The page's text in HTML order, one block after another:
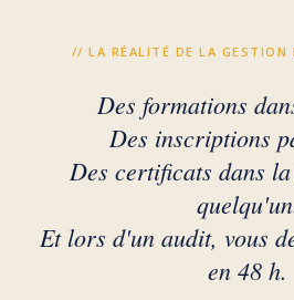
// LA RÉALITÉ DE LA GESTION
Des formations
Des inscriptions
Des certificats dans
Et lors d'un audit, vous
en 48 h.